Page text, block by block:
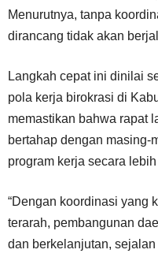
Menurutnya, tanpa
dirancang tidak akan
Langkah cepat ini dinilai
pola kerja birokrasi di
memastikan bahwa rapat
bertahap dengan masing-
program kerja secara
“Dengan koordinasi yang
terarah, pembangunan
dan berkelanjutan,